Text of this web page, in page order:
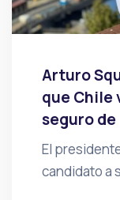
Arturo
que Chile
seguro
El
candidato a